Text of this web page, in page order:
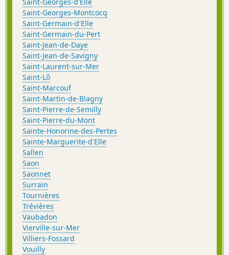
Saint-Georges-Montcocq
Saint-Germain-d'Elle
Saint-Germain-du-Pert
Saint-Jean-de-Daye
Saint-Jean-de-Savigny
Saint-Laurent-sur-Mer
Saint-Lô
Saint-Marcouf
Saint-Martin-de-Blagny
Saint-Pierre-de-Semilly
Saint-Pierre-du-Mont
Sainte-Honorine-des-Pertes
Sainte-Marguerite-d'Elle
Sallen
Saon
Saonnet
Surrain
Tournières
Trévières
Vaubadon
Vierville-sur-Mer
Villiers-Fossard
Vouilly